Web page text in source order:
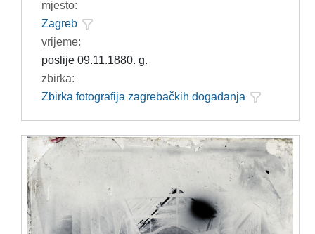
mjesto:
Zagreb
vrijeme:
poslije 09.11.1880. g.
zbirka:
Zbirka fotografija zagrebačkih događanja